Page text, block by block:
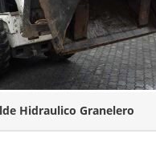
Hidraulico Granelero